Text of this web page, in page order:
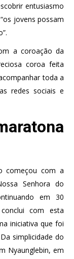
entusiasmo
jovens possam
a coroação da
coroa feita
toda a
redes sociais e
começou com a
Senhora do
em 30
com esta
iniciativa que foi
simplicidade do
Nyaunglebin, em